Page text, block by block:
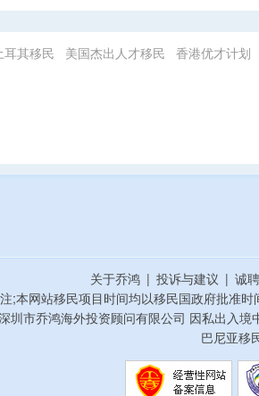
耳其移民 美国杰出人才移民 香港优才计划
关于乔鸿 | 投诉与建议 | 诚
注;本网站移民项目时间均以移民国政府批准
圳市乔鸿海外投资顾问有限公司 因私出入
巴尼亚移